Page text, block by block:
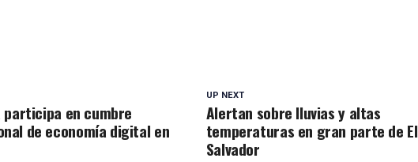
UP NEXT
Alertan sobre lluvias y altas
temperaturas en gran parte de El
Salvador
participa en cumbre
de economía digital en